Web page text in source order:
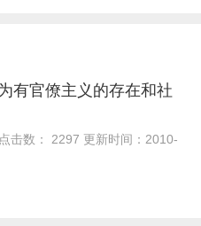
有官僚主义的存在和社
击数： 2297 更新时间：2010-